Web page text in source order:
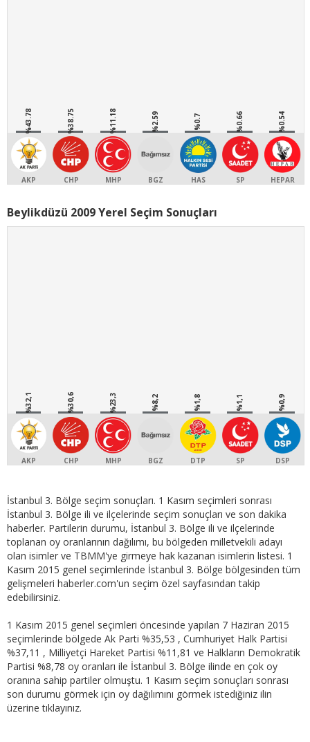
%43.78
AKP
%38.75
CHP
%11.18
MHP
%2.59
BGZ
%0.7
HAS
%0.66
SP
%0.54
HEPAR
Beylikdüzü 2009 Yerel Seçim Sonuçları
%32,1
AKP
%30,6
CHP
%23,3
MHP
%8,2
BGZ
%1,8
DTP
%1,1
SP
%0,9
DSP
İstanbul 3. Bölge seçim sonuçları. 1 Kasım seçimleri sonrası
İstanbul 3. Bölge ili ve ilçelerinde seçim sonuçları ve son dakika
haberler. Partilerin durumu, İstanbul 3. Bölge ili ve ilçelerinde
toplanan oy oranlarının dağılımı, bu bölgeden milletvekili adayı
olan isimler ve TBMM'ye girmeye hak kazanan isimlerin listesi. 1
Kasım 2015 genel seçimlerinde İstanbul 3. Bölge bölgesinden tüm
gelişmeleri haberler.com'un seçim özel sayfasından takip
edebilirsiniz.
1 Kasım 2015 genel seçimleri öncesinde yapılan 7 Haziran 2015
seçimlerinde bölgede Ak Parti %35,53 , Cumhuriyet Halk Partisi
%37,11 , Milliyetçi Hareket Partisi %11,81 ve Halkların Demokratik
Partisi %8,78 oy oranları ile İstanbul 3. Bölge ilinde en çok oy
oranına sahip partiler olmuştu. 1 Kasım seçim sonuçları sonrası
son durumu görmek için oy dağılımını görmek istediğiniz ilin
üzerine tıklayınız.